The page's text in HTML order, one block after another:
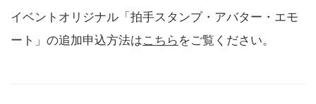
イベントオリジナル「拍手スタンプ・アバター・エモ
ート」の追加申込方法はこちら をご覧ください。